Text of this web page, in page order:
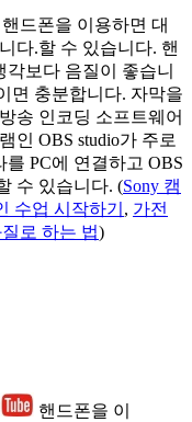
드폰을 이용하면 대
다.할 수 있습니다. 핸
보다 음질이 좋습니
면 충분합니다. 자막을
송 인코딩 소프트웨어
인 OBS studio가 주로
PC에 연결하고 OBS
수 있습니다. (Sony 캠
수업 시작하기 , 가전
로 하는 법)
핸드폰을 이